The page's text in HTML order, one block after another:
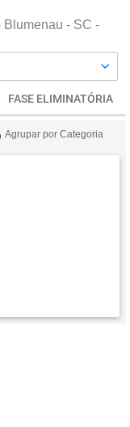
- SC -
FASE ELIMINATÓRIA
Agrupar por Categoria